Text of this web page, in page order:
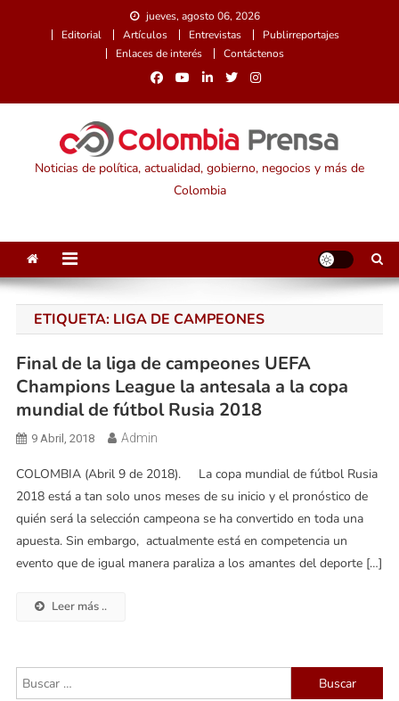
jueves, agosto 06, 2026
Editorial
Artículos Entrevistas
Publirreportajes
Enlaces de interés
Contáctenos
Noticias de política, actualidad, gobierno, negocios y más de
Colombia
ETIQUETA: LIGA DE CAMPEONES
Final de la liga de campeones UEFA
Champions League la antesala a la copa
mundial de fútbol Rusia 2018
9 Abril, 2018 Admin
COLOMBIA (Abril 9 de 2018). La copa mundial de fútbol Rusia
2018 está a tan solo unos meses de su inicio y el pronóstico de
quién será la selección campeona se ha convertido en toda una
apuesta. Sin embargo, actualmente está en competencia un
evento que de igual manera paraliza a los amantes del deporte […]
Leer más ..
Buscar: